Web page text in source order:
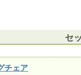
セ
チェア